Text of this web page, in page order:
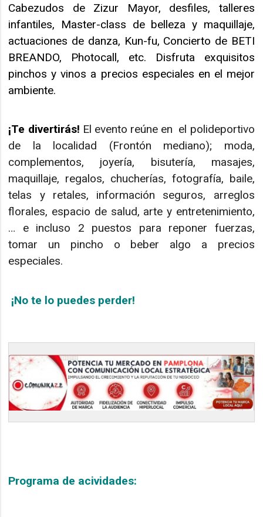
Cabezudos de Zizur Mayor, desfiles, talleres
infantiles, Master-class de belleza y maquillaje,
actuaciones de danza, Kun-fu, Concierto de BETI
BREANDO, Photocall, etc. Disfruta exquisitos
pinchos y vinos a precios especiales en el mejor
ambiente.
¡Te divertirás! El evento reúne en el polideportivo
de la localidad (Frontón mediano); moda,
complementos, joyería, bisutería, masajes,
maquillaje, regalos, chucherías, fotografía, baile,
telas y retales, información seguros, arreglos
florales, espacio de salud, arte y entretenimiento,
… e incluso 2 puestos para reponer fuerzas,
tomar un pincho o beber algo a precios
especiales.
¡No te lo puedes perder!
Programa de acividades: